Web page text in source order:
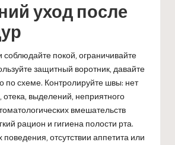
уход после
покой, ограничивайте
защитный воротник, давайте
по схеме. Контролируйте швы: нет
отека, выделений, неприятного
вмешательств
рацион и гигиена полости рта.
отсутствии аппетита или